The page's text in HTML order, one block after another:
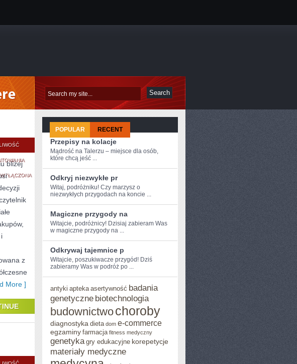
RECYKLING
I
UPCYKLING
bliżej
z
More ]
POPULAR RECENT
Przepisy na kolacje
Mądrość na Talerzu – miejsce dla osób,
które chcą jeść ...
Odkryj niezwykłe pr
Witaj, ⁣podróżniku! Czy marzysz ⁤o
niezwykłych przygodach na koncie‍ ...
Magiczne przygody na
Witajcie, podróżnicy!⁤ Dzisiaj zabieram Was
w magiczne przygody⁢ na ...
Odkrywaj tajemnice p
Witajcie, poszukiwacze przygód! Dziś
zabieramy Was w podróż po ...
antyki apteka asertywność badania
genetyczne biotechnologia
budownictwochoroby
diagnostyka dieta dom e-commerce
egzaminy farmacja fitness medyczny
genetyka gry edukacyjne korepetycje
materiały medyczne